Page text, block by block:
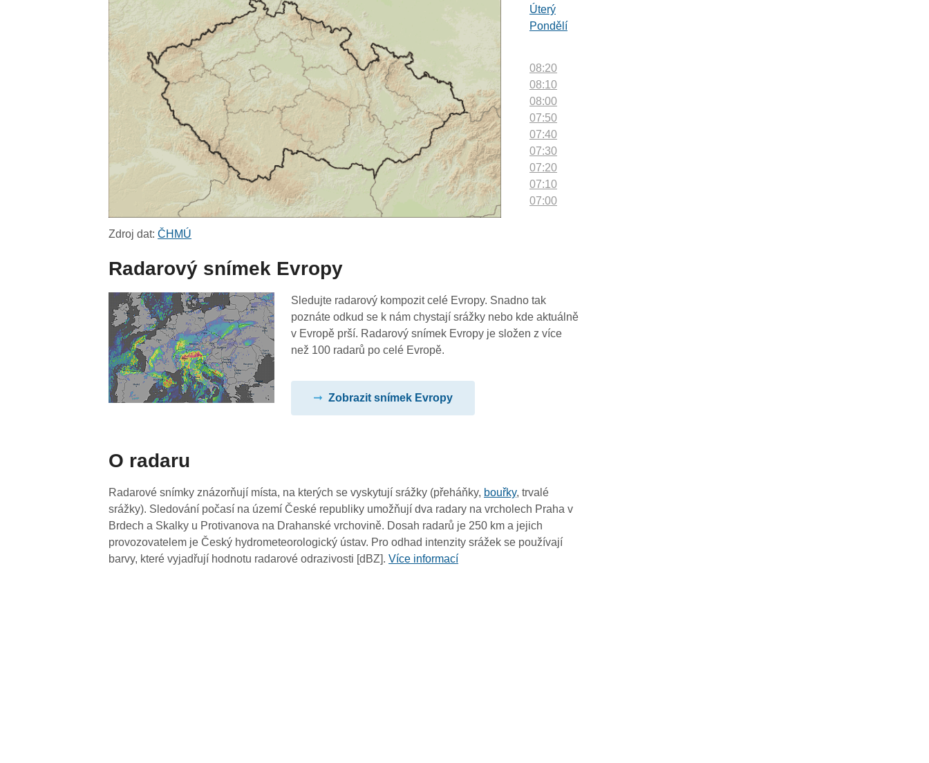
Úterý
Pondělí
08:20
08:10
08:00
07:50
07:40
07:30
07:20
07:10
07:00
06:00
05:50
05:40
04:00
03:50
03:40
03:30
Zdroj dat:ČHMÚ
Radarový snímek Evropy
Sledujte radarový kompozit celé Evropy. Snadno tak
poznáte odkud se k nám chystají srážky nebo kde aktuálně
v Evropě prší. Radarový snímek Evropy je složen z více
než 100 radarů po celé Evropě.
Zobrazit snímek Evropy
O radaru
Radarové snímky znázorňují místa, na kterých se vyskytují srážky (přeháňky, bouřky, trvalé
srážky). Sledování počasí na území České republiky umožňují dva radary na vrcholech Praha v
Brdech a Skalky u Protivanova na Drahanské vrchovině. Dosah radarů je 250 km a jejich
provozovatelem je Český hydrometeorologický ústav. Pro odhad intenzity srážek se používají
barvy, které vyjadřují hodnotu radarové odrazivosti [dBZ].Více informací